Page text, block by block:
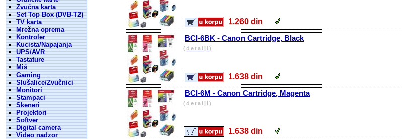
Zvučna karta
Set Top Box (DVB-T2)
TV karta
Mrežna oprema
Kontroler
Kucista/Napajanja
UPS/AVR
Tastature
Miš
Gaming
Slušalice/Zvučnici
Monitori
Stampaci
Skeneri
Projektori
Softver
Digital camera
Video nadzor
1.260 din
BCI-6BK - Canon Cartridge, Black
(detalji)
1.638 din
BCI-6M - Canon Cartridge, Magenta
(detalji)
1.638 din